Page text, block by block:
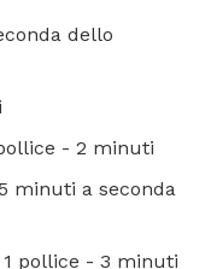
dello
- 2 minuti
minuti a seconda
pollice - 3 minuti